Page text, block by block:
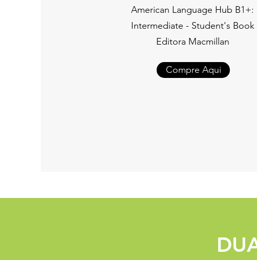
American Language Hub B1+:
Intermediate - Student's Book
Editora Macmillan
Compre Aqui